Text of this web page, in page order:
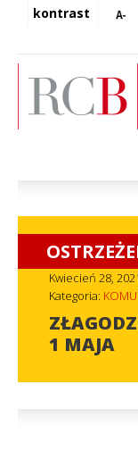
kontrast
Kwiecień 28,
Kategoria:
1 MAJA